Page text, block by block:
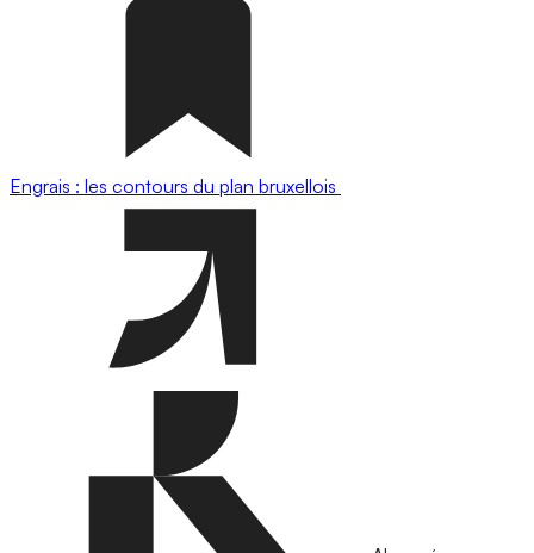
Engrais : les contours du plan bruxellois